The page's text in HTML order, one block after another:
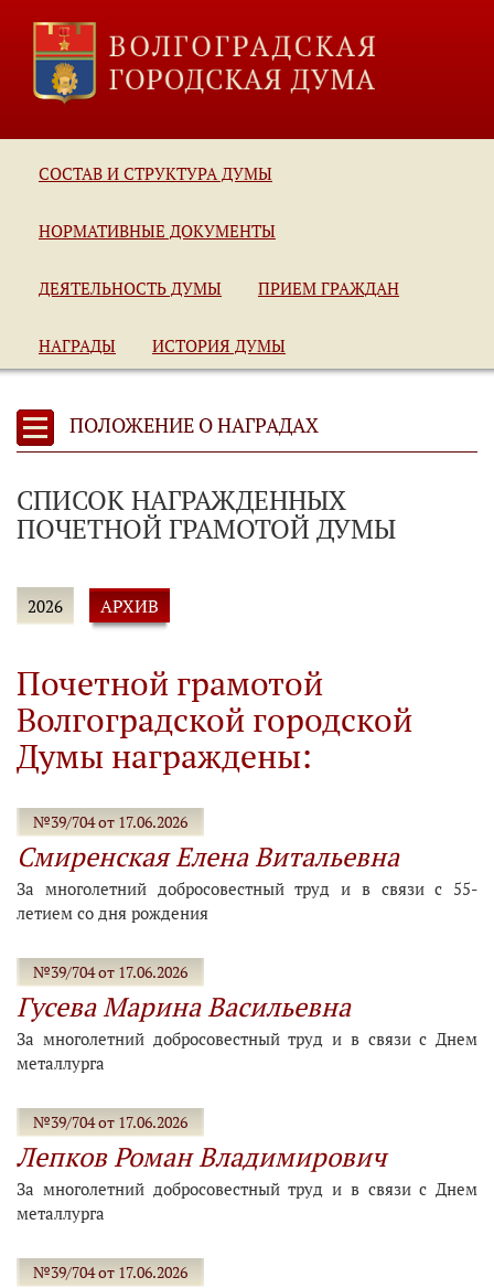
СОСТАВ И СТРУКТУРА ДУМЫ
НОРМАТИВНЫЕ ДОКУМЕНТЫ
ДЕЯТЕЛЬНОСТЬ ДУМЫ ПРИЕМ ГРАЖДАН
НАГРАДЫ ИСТОРИЯ ДУМЫ
ПОЛОЖЕНИЕ О НАГРАДАХ
СПИСОК НАГРАЖДЕННЫХ
ПОЧЕТНОЙ ГРАМОТОЙ ДУМЫ
2026 АРХИВ
Почетной грамотой
Волгоградской городской
Думы награждены:
№39/704 от 17.06.2026
Смиренская Елена Витальевна
За многолетний добросовестный труд и в связи с 55-
летием со дня рождения
№39/704 от 17.06.2026
Гусева Марина Васильевна
За многолетний добросовестный труд и в связи с Днем
металлурга
№39/704 от 17.06.2026
Лепков Роман Владимирович
За многолетний добросовестный труд и в связи с Днем
металлурга
№39/704 от 17.06.2026